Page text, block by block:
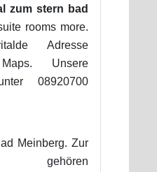
zum stern bad
rooms more.
vitalde Adresse
Unsere
08920700
Meinberg. Zur
gehören